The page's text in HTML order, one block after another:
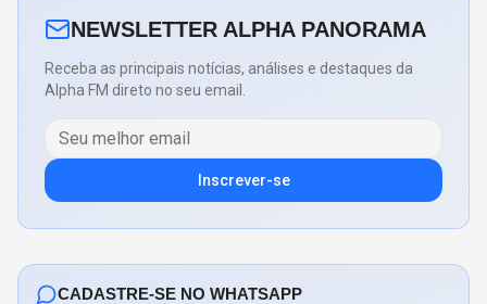
NEWSLETTER ALPHA PANORAMA
Receba as principais notícias, análises e destaques da
Alpha FM direto no seu email.
Inscrever-se
CADASTRE-SE NO WHATSAPP